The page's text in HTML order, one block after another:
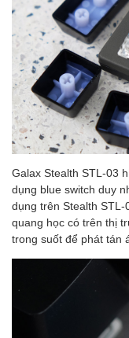
Galax Stealth STL-03
dụng blue switch duy
dụng trên Stealth
quang học có trên thị
trong suốt để phát tán